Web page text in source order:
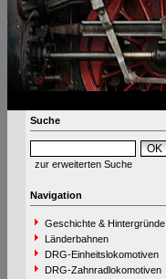
Suche
zur erweiterten Suche
Navigation
Geschichte & Hintergründe
Länderbahnen
DRG-Einheitslokomotiven
DRG-Zahnradlokomotiven